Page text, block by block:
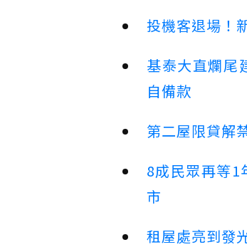
投機客退場！
基泰大直爛尾
自備款
第二屋限貸解
8成民眾再等1
市
租屋處亮到發